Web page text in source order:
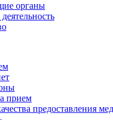
органы
прием
предоставления